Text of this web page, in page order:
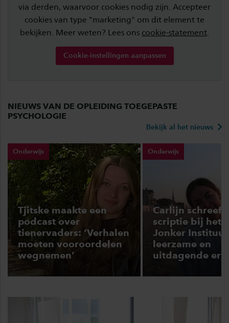
via derden, waarvoor cookies nodig zijn. Accepteer
cookies van type "marketing" om dit element te
bekijken. Meer weten? Lees ons cookie-statement.
Cookie-instellingen aanpassen
NIEUWS VAN DE OPLEIDING TOEGEPASTE
PSYCHOLOGIE
Bekijk al het nieuws
Onderwijs
Tjitske maakte een
podcast over
tienervaders: ‘Verhalen
moeten vooroordelen
wegnemen’
Onderwijs
Carlijn schreef
scriptie bij het
Jonker
leerzame en
uitdagende